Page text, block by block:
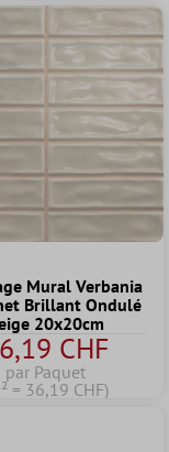
Mural Verbania
Brillant Ondulé
20x20cm
CHF
par Paquet
= 36,19 CHF)